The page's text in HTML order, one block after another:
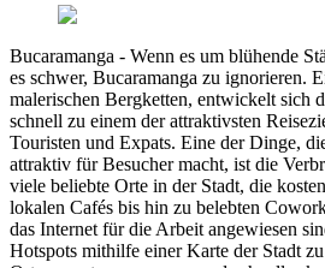
Bucaramanga - Wenn es um blühende
es schwer, Bucaramanga zu ignorieren.
malerischen Bergketten, entwickelt sich
schnell zu einem der attraktivsten
Touristen und Expats. Eine der Dinge,
attraktiv für Besucher macht, ist die
viele beliebte Orte in der Stadt, die
lokalen Cafés bis hin zu belebten
das Internet für die Arbeit angewiesen
Hotspots mithilfe einer Karte der Stadt